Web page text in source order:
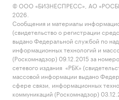
© ООО «БИЗНЕСПРЕСС», АО
2026.
Сообщения и материалы
(свидетельство о регистрации
выдано Федеральной службой по
информационных технологий и
(Роскомнадзор) 09.12.2015 за
сетевого издания «РБК»
массовой информации выдано
сфере связи, информационных
коммуникаций (Роскомнадзор)